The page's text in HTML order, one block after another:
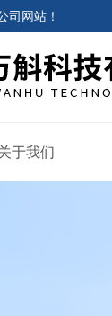
司网站 ！
于我们